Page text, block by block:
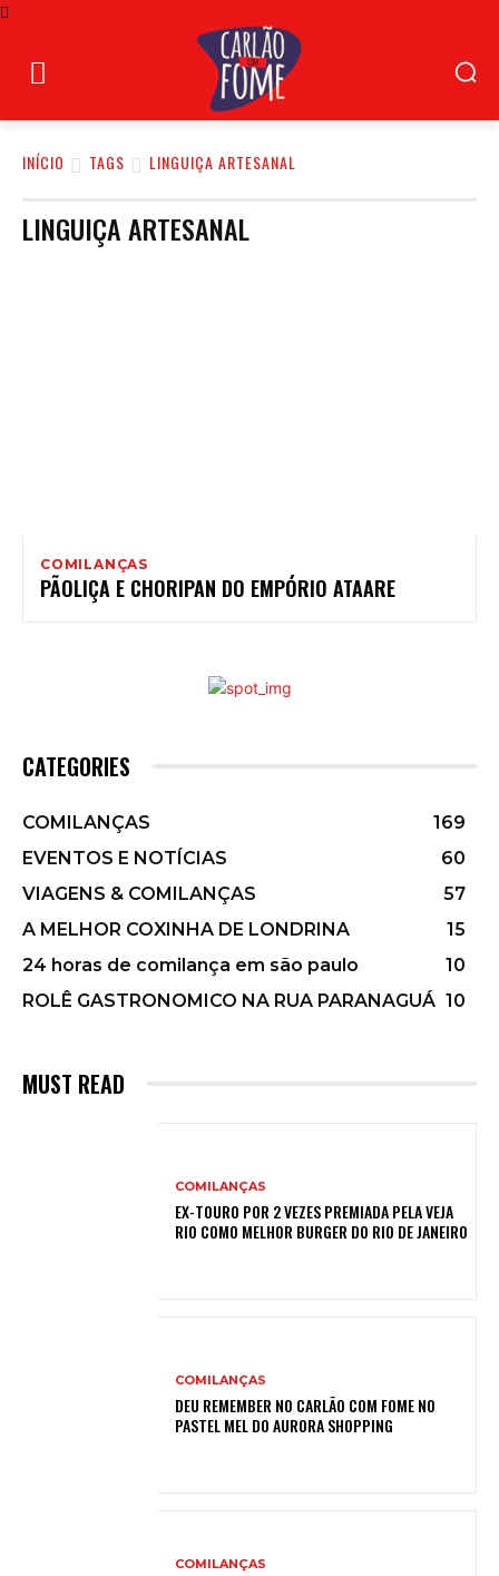
INÍCIO TAGS LINGUIÇA ARTESANAL
LINGUIÇA ARTESANAL
COMILANÇAS
PÃOLIÇA E CHORIPAN DO EMPÓRIO ATAARE
CATEGORIES
COMILANÇAS
169
EVENTOS E NOTÍCIAS
60
VIAGENS & COMILANÇAS
57
A MELHOR COXINHA DE LONDRINA
15
24 horas de comilança em são paulo
10
ROLÊ GASTRONOMICO NA RUA PARANAGUÁ 10
MUST READ
COMILANÇAS
EX-TOURO POR 2 VEZES PREMIADA PELA VEJA
RIO COMO MELHOR BURGER DO RIO DE JANEIRO
COMILANÇAS
DEU REMEMBER NO CARLÃO COM FOME NO
PASTEL MEL DO AURORA SHOPPING
COMILANÇAS